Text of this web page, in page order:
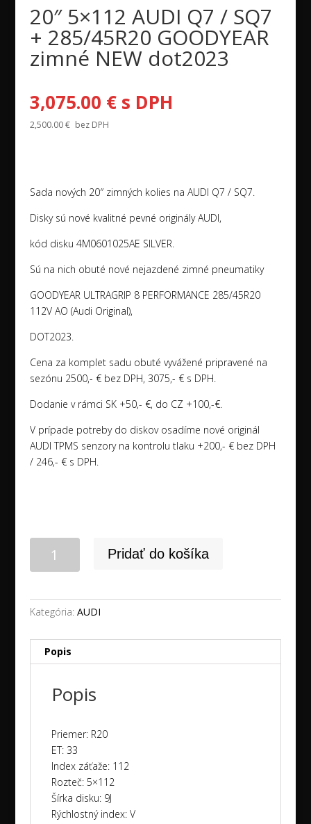
20″ 5×112 AUDI Q7 / SQ7
+ 285/45R20 GOODYEAR
zimné NEW dot2023
3,075.00 €s DPH
2,500.00€ bez DPH
Sada nových 20″ zimných kolies na AUDI Q7 / SQ7.
Disky sú nové kvalitné pevné originály AUDI,
kód disku 4M0601025AE SILVER.
Sú na nich obuté nové nejazdené zimné pneumatiky
GOODYEAR ULTRAGRIP 8 PERFORMANCE 285/45R20
112V AO (Audi Original),
DOT2023.
Cena za komplet sadu obuté vyvážené pripravené na
sezónu 2500,- € bez DPH, 3075,- € s DPH.
Dodanie v rámci SK +50,- €, do CZ +100,-€.
V prípade potreby do diskov osadíme nové originál
AUDI TPMS senzory na kontrolu tlaku +200,- € bez DPH
/ 246,- € s DPH.
Q7
SQ7
GOODYEAR
zimné
dot2023
Pridať do košíka
Kategória: AUDI
Popis
Popis
Priemer: R20
ET: 33
Index záťaže: 112
Rozteč: 5×112
Šírka disku: 9J
Rýchlostný index: V